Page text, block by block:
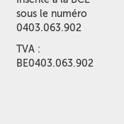
sous le numéro
0403.063.902
TVA :
BE0403.063.902